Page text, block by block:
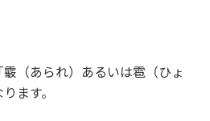
（あられ）あるいは雹（ひょ
ます。